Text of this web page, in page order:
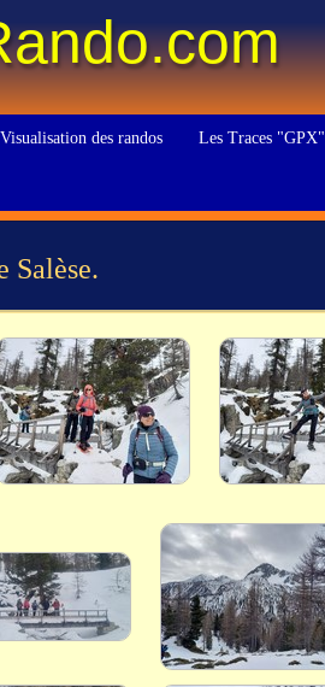
Visualisation des randos Les Traces "GPX"
Salèse.